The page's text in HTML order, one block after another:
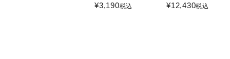
¥3,190税込 ¥12,430税込